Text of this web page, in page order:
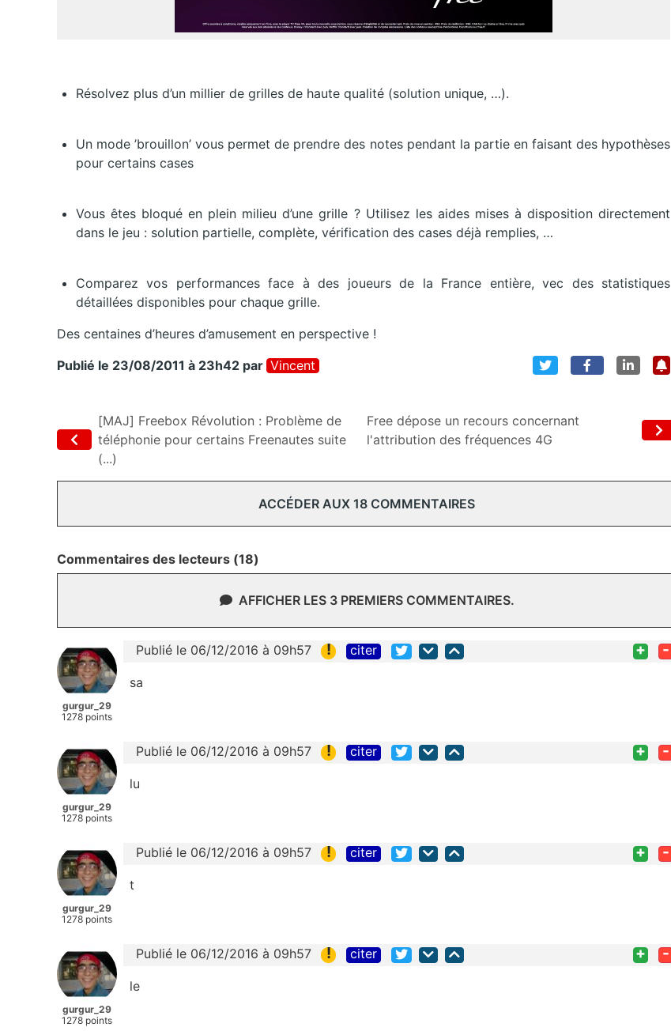
Résolvez plus d’un millier de grilles de haute qualité (solution unique, …).
Un mode ’brouillon’ vous permet de prendre des notes pendant la partie en faisant des hypothèses
pour certains cases
Vous êtes bloqué en plein milieu d’une grille ? Utilisez les aides mises à disposition directement
dans le jeu : solution partielle, complète, vérification des cases déjà remplies, …
Comparez vos performances face à des joueurs de la France entière, vec des statistiques
détaillées disponibles pour chaque grille.
Des centaines d’heures d’amusement en perspective !
Publié le 23/08/2011 à 23h42 par Vincent
[MAJ] Freebox Révolution : Problème de
téléphonie pour certains Freenautes suite
(...)
Free dépose un recours concernant
l'attribution des fréquences 4G
ACCÉDER AUX 18 COMMENTAIRES
Commentaires des lecteurs (18)
AFFICHER LES 3 PREMIERS COMMENTAIRES.
gurgur_29
1278 points
Publié le 06/12/2016 à 09h57 ! citer + -
sa
gurgur_29
1278 points
Publié le 06/12/2016 à 09h57 ! citer + -
lu
gurgur_29
1278 points
Publié le 06/12/2016 à 09h57 ! citer + -
t
gurgur_29
1278 points
Publié le 06/12/2016 à 09h57 ! citer + -
le